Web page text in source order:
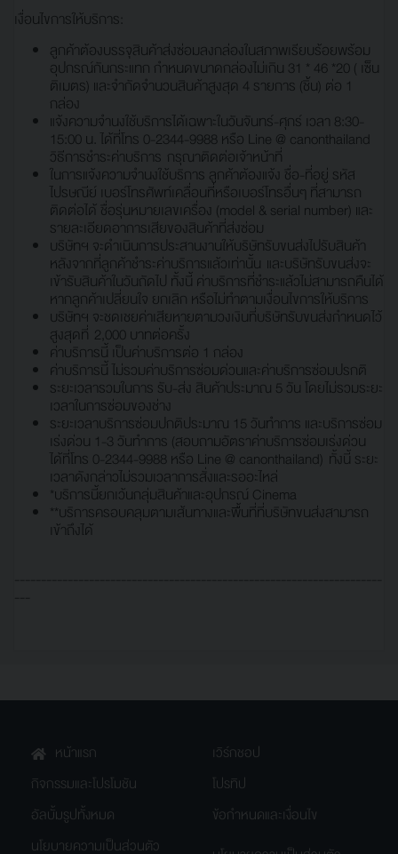
เงื่อนไขการให้บริการ:
ลูกค้าต้องบรรจุสินค้าส่งซ่อมลงกล่องในสภาพเรียบร้อยพร้อม
อุปกรณ์กันกระแทก กำหนดขนาดกล่องไม่เกิน 31 * 46 *20 ( เซ็น
ติเมตร) และจำกัดจำนวนสินค้าสูงสุด 4 รายการ (ชิ้น) ต่อ 1
กล่อง
แจ้งความจำนงใช้บริการได้เฉพาะในวันจันทร์-ศุกร์ เวลา 8:30-
15:00 น. ได้ที่โทร 0-2344-9988 หรือ Line @ canonthailand
วิธีการชำระค่าบริการ กรุณาติดต่อเจ้าหน้าที่
ในการแจ้งความจำนงใช้บริการ ลูกค้าต้องแจ้ง ชื่อ-ที่อยู่ รหัส
ไปรษณีย์ เบอร์โทรศัพท์เคลื่อนที่หรือเบอร์โทรอื่นๆ ที่สามารถ
ติดต่อได้ ชื่อรุ่นหมายเลขเครื่อง (model & serial number) และ
รายละเอียดอาการเสียของสินค้าที่ส่งซ่อม
บริษัทฯ จะดำเนินการประสานงานให้บริษัทรับขนส่งไปรับสินค้า
หลังจากที่ลูกค้าชำระค่าบริการแล้วเท่านั้น และบริษัทรับขนส่งจะ
เข้ารับสินค้าในวันถัดไป ทั้งนี้ ค่าบริการที่ชำระแล้วไม่สามารถคืนได้
หากลูกค้าเปลี่ยนใจ ยกเลิก หรือไม่ทำตามเงื่อนไขการให้บริการ
บริษัทฯ จะชดเชยค่าเสียหายตามวงเงินที่บริษัทรับขนส่งกำหนดไว้
สูงสุดที่ 2,000 บาทต่อครั้ง
ค่าบริการนี้ เป็นค่าบริการต่อ 1 กล่อง
ค่าบริการนี้ ไม่รวมค่าบริการซ่อมด่วนและค่าบริการซ่อมปรกติ
ระยะเวลารวมในการ รับ-ส่ง สินค้าประมาณ 5 วัน โดยไม่รวมระยะ
เวลาในการซ่อมของช่าง
ระยะเวลาบริการซ่อมปกติประมาณ 15 วันทำการ และบริการซ่อม
เร่งด่วน 1-3 วันทำการ (สอบถามอัตราค่าบริการซ่อมเร่งด่วน
ได้ที่โทร 0-2344-9988 หรือ Line @ canonthailand) ทั้งนี้ ระยะ
เวลาดังกล่าวไม่รวมเวลาการสั่งและรออะไหล่
*บริการนี้ยกเว้นกลุ่มสินค้าและอุปกรณ์ Cinema
**บริการครอบคลุมตามเส้นทางและพื้นที่ที่บริษัทขนส่งสามารถ
เข้าถึงได้
หน้าแรก
เวิร์กชอป
กิจกรรมและโปรโมชัน
โปรทิป
อัลบั้มรูปทั้งหมด
ข้อกำหนดและเงื่อนไข
นโยบายความเป็นส่วนตัว